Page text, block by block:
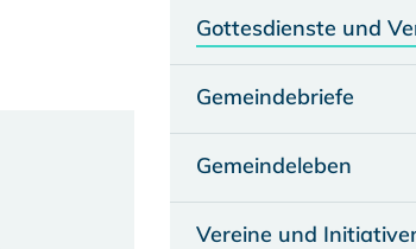
Gottesdienste und
Gemeindebriefe
Gemeindeleben
Vereine und